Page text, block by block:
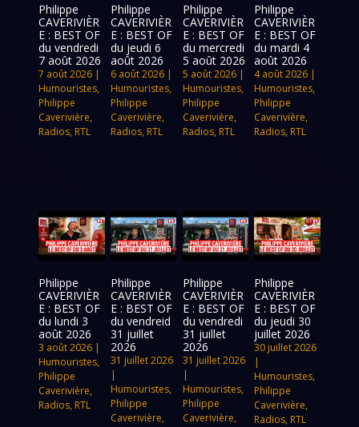
Philippe
CAVERIVIÈR
E : BEST OF
du vendredi
7 août 2026
7 août 2026 |
Humouristes,
Philippe
Caverivière,
Radios, RTL
Philippe
CAVERIVIÈR
E : BEST OF
du jeudi 6
août 2026
6 août 2026|
Humouristes,
Philippe
Caverivière,
Radios, RTL
Philippe
CAVERIVIÈR
E : BEST OF
du mercredi
5 août 2026
5 août 2026|
Humouristes,
Philippe
Caverivière,
Radios, RTL
Philippe
CAVERIVIÈR
E : BEST OF
du mardi 4
août 2026
4 août 2026 |
Humouristes,
Philippe
Caverivière,
Radios, RTL
Philippe
CAVERIVIÈR
E : BEST OF
du lundi 3
août 2026
3 août 2026 |
Humouristes,
Philippe
Caverivière,
Radios, RTL
Philippe
CAVERIVIÈR
E : BEST OF
du vendreid
31 juillet
2026
31 juillet 2026
|
Humouristes,
Philippe
Caverivière,
Philippe
CAVERIVIÈR
E : BEST OF
du vendredi
31 juillet
2026
31 juillet 2026
|
Humouristes,
Philippe
Caverivière,
Philippe
CAVERIVIÈR
E : BEST OF
du jeudi 30
juillet 2026
30 juillet 2026
|
Humouristes,
Philippe
Caverivière,
Radios, RTL